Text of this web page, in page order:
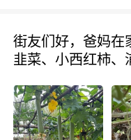
街友们好，爸妈在
韭菜、小西红柿、